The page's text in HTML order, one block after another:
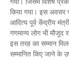
किया गया। इस अवसर
आदित्य पूर्व केंद्रीय
गणमान्य लोग भी
इस तरह का सम्मान
सम्मानित किए जाने के